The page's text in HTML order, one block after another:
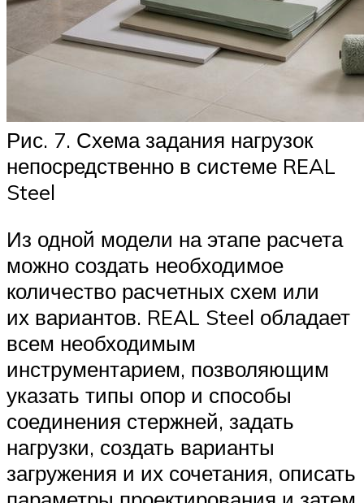
Рис. 7. Схема задания нагрузок
непосредственно в системе REAL
Steel
Из одной модели на этапе расчета
можно создать необходимое
количество расчетных схем или
их вариантов. REAL Steel обладает
всем необходимым
инструментарием, позволяющим
указать типы опор и способы
соединения стержней, задать
нагрузки, создать варианты
загружения и их сочетания, описать